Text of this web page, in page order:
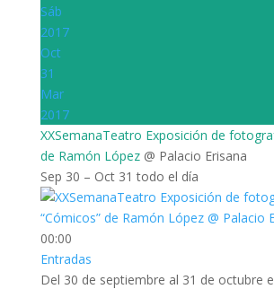
Sáb
2017
Oct
31
Mar
2017
XXSemanaTeatro Exposición de
de Ramón López @ Palacio Erisana
Sep 30 – Oct 31todo el día
00:00
Entradas
Del 30 de septiembre al 31 de octubre